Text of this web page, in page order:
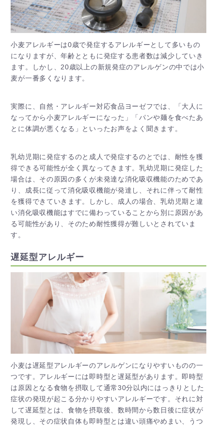
小麦アレルギーは0歳で発症するアレルギーとして多いもの
になりますが、年齢とともに発症する患者数は減少していき
ます。しかし、20歳以上の新規発症のアレルゲンの中では小
麦が一番多くなります。
実際に、自然・アレルギー対応食品ヨーゼフでは、「大人に
なってから小麦アレルギーになった」「パンや麺を食べたあ
とに体調が悪くなる」といったお声をよく聞きます。
乳幼児期に発症するのと成人で発症するのとでは、耐性を獲
得できる可能性が全く異なってきます。乳幼児期に発症した
場合は、その原因の多くが未発達な消化吸収機能のためであ
り、成長に従って消化吸収機能が発達し、それに伴って耐性
を獲得できていきます。しかし、成人の場合、乳幼児期と違
い消化吸収機能はすでに備わっていることから別に原因があ
る可能性があり、そのため耐性獲得が難しいとされていま
す。
遅延型アレルギー
小麦は遅延型アレルギーのアレルゲンになりやすいものの一
つです。アレルギーには即時型と遅延型があります。即時型
は原因となる食物を摂取して通常30分以内にはっきりとした
症状の発現が起こる分かりやすいアレルギーです。それに対
して遅延型とは、食物を摂取後、数時間から数日後に症状が
発現し、その症状自体も即時型とは違い頭痛やめまい、うつ